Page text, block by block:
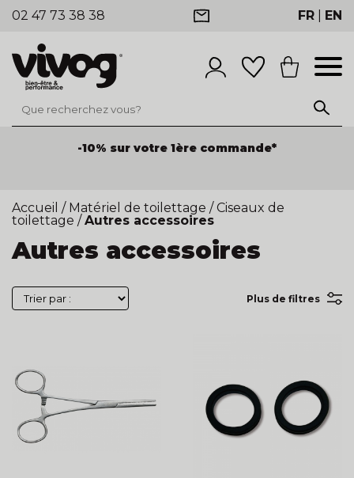
02 47 73 38 38 FR EN
-10% sur votre 1ère commande*
Accueil / Matériel de toilettage / Ciseaux de
toilettage / Autres accessoires
Autres accessoires
Plus de filtres